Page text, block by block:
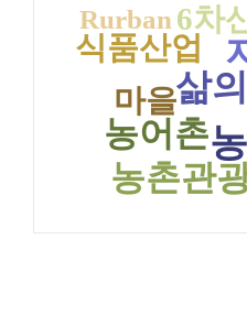
삶
농어촌
농촌관
6차
마을
식품산업
Rurban